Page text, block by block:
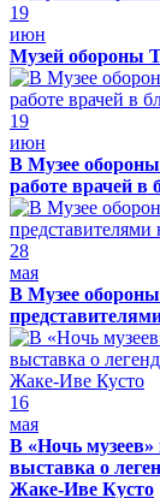
19
июн
Музей обороны
19
июн
В Музее
работе врачей в
28
мая
В Музее обороны
16
мая
В «Ночь
выставка о
Жаке-Иве Кусто